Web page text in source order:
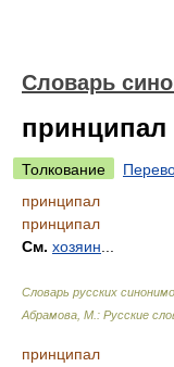
Словарь
принципал
Толкование
принципал
принципал
См. хозяин
Словарь русских
Абрамова, М.: Русские
принципал